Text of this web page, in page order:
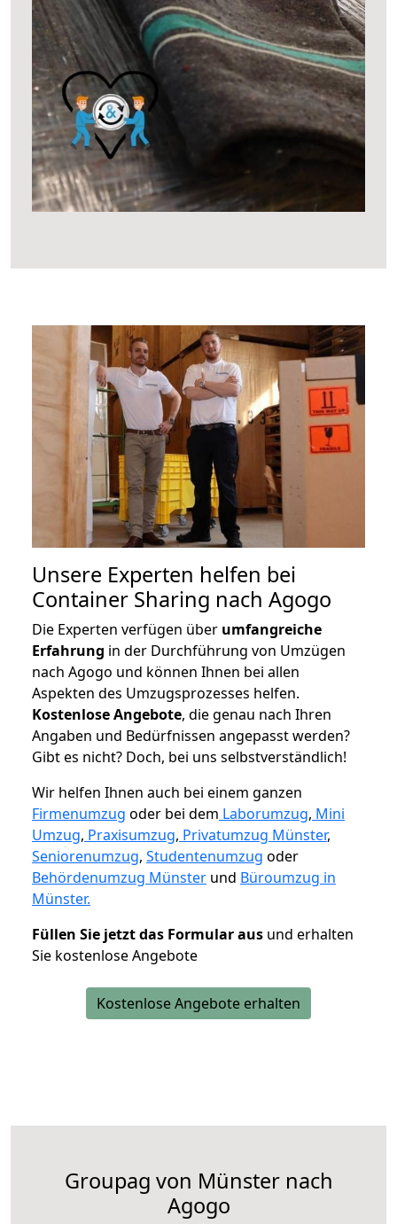
Unsere Experten helfen bei
Container Sharing nach Agogo
Die Experten verfügen über umfangreiche
Erfahrung in der Durchführung von Umzügen
nach Agogo und können Ihnen bei allen
Aspekten des Umzugsprozesses helfen.
Kostenlose Angebote, die genau nach Ihren
Angaben und Bedürfnissen angepasst werden?
Gibt es nicht? Doch, bei uns selbstverständlich!
Wir helfen Ihnen auch bei einem ganzen
Firmenumzug oder bei dem Laborumzug, Mini
Umzug, Praxisumzug, Privatumzug Münster,
Seniorenumzug, Studentenumzug oder
Behördenumzug Münster und Büroumzug in
Münster.
Füllen Sie jetzt das Formular aus und erhalten
Sie kostenlose Angebote
Kostenlose Angebote erhalten
Groupag von Münster nach
Agogo